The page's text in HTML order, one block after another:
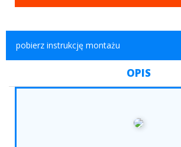
pobierz instrukcję montażu
OPIS